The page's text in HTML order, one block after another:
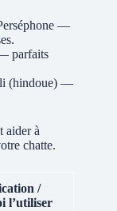
—
parfaits
(hindoue) —
aider à
chatte.
/
l’utiliser